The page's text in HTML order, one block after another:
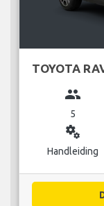
TOYOTA
group
5
miscellaneous_services
Handleiding